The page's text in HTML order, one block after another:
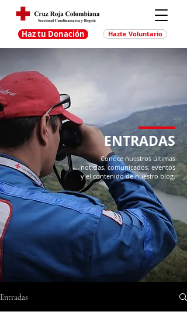
Haz tu Donación Hazte Voluntario
ENTRADAS
Conoce nuestros últimas
noticias, comunicados, eventos
y el contenido de nuestro blog.
Entradas